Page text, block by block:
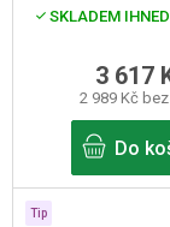
32l
SKLADEM IHNED
2 989 Kč bez
3 617
Do
Tip